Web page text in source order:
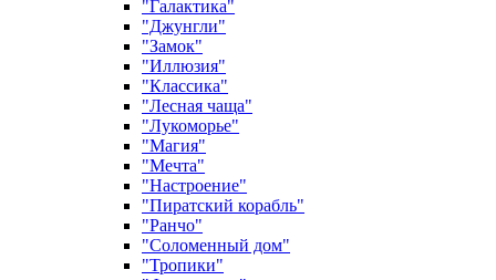
"Галактика"
"Джунгли"
"Замок"
"Иллюзия"
"Классика"
"Лесная чаща"
"Лукоморье"
"Магия"
"Мечта"
"Настроение"
"Пиратский корабль"
"Ранчо"
"Соломенный дом"
"Тропики"